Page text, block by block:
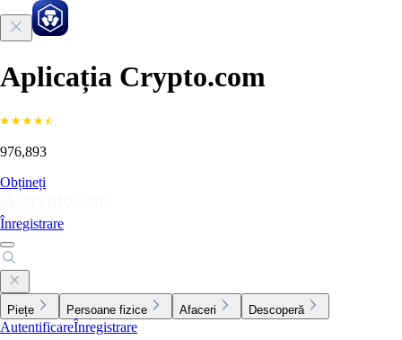
Aplicația Crypto.com
976,893
Obțineți
Înregistrare
Piețe Persoane fizice Afaceri Descoperă
AutentificareÎnregistrare